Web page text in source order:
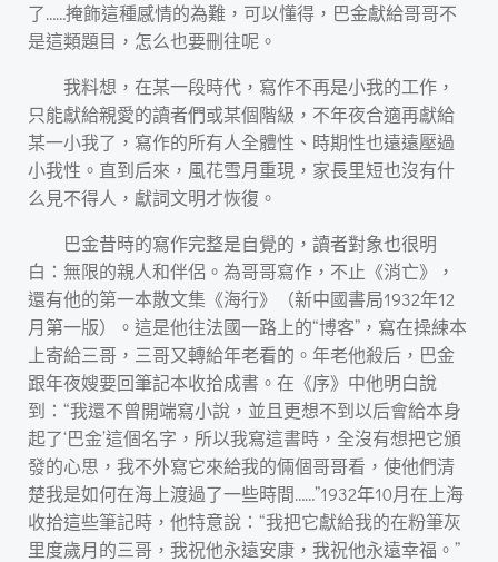
了……掩飾這種感情的為難，可以懂得，巴金獻給哥哥不
是這類題目，怎么也要刪往呢。
我料想，在某一段時代，寫作不再是小我的工作，
只能獻給親愛的讀者們或某個階級，不年夜合適再獻給
某一小我了，寫作的所有人全體性、時期性也遠遠壓過
小我性。直到后來，風花雪月重現，家長里短也沒有什
么見不得人，獻詞文明才恢復。
巴金昔時的寫作完整是自覺的，讀者對象也很明
白：無限的親人和伴侶。為哥哥寫作，不止《消亡》，
還有他的第一本散文集《海行》（新中國書局1932年12
月第一版）。這是他往法國一路上的“博客”，寫在操練本
上寄給三哥，三哥又轉給年老看的。年老他殺后，巴金
跟年夜嫂要回筆記本收拾成書。在《序》中他明白說
到：“我還不曾開端寫小說，並且更想不到以后會給本身
起了‘巴金’這個名字，所以我寫這書時，全沒有想把它頒
發的心思，我不外寫它來給我的倆個哥哥看，使他們清
楚我是如何在海上渡過了一些時間……”1932年10月在上海
收拾這些筆記時，他特意說：“我把它獻給我的在粉筆灰
里度歲月的三哥，我祝他永遠安康，我祝他永遠幸福。”